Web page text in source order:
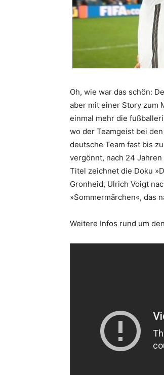
Oh, wie war das schön:
aber mit einer Story zum
einmal mehr die
wo der Teamgeist bei
deutsche Team fast bis
vergönnt, nach 24
Titel zeichnet die Doku
Gronheid, Ulrich Voigt
»Sommermärchen«, das
Weitere Infos rund um